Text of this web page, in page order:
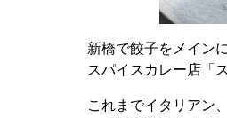
新橋で餃子をメイン
スパイスカレー店「
これまでイタリアン